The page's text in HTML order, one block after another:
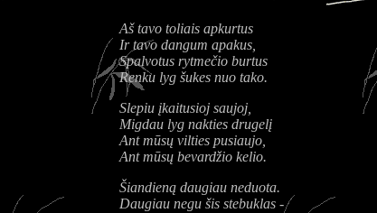
Aš tavo toliais apkurtus
Ir tavo dangum apakus,
Spalvotus rytmečio burtus
Renku lyg šukes nuo tako.
Slepiu įkaitusioj saujoj,
Migdau lyg nakties drugelį
Ant mūsų vilties pusiaujo,
Ant mūsų bevardžio kelio.
Šiandieną daugiau neduota.
Daugiau negu šis stebuklas -